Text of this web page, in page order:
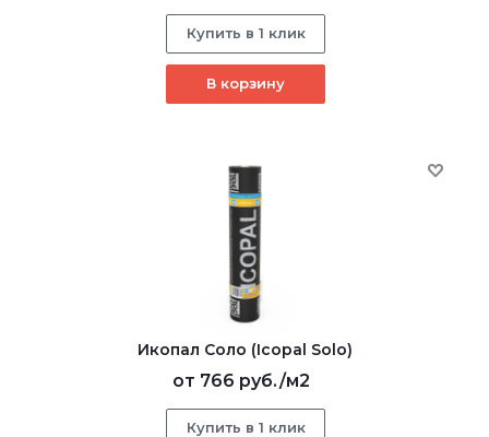
Купить в 1 клик
В корзину
Икопал Соло (Icopal Solo)
от 766 руб./м2
Купить в 1 клик